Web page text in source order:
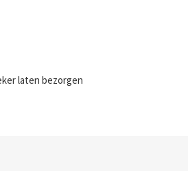
laten bezorgen